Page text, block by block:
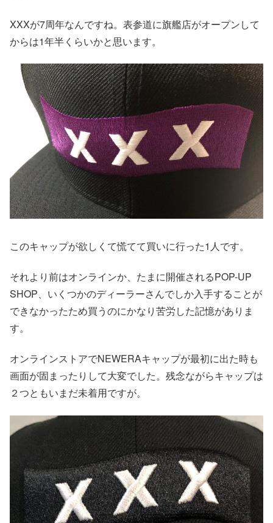
XXXが7周年なんですね。表参道に旗艦店がオープンして
からは1年半くらいかと思います。
このキャップが欲しくて慌てて買いに行った1人です。
それより前はオンラインか、たまに開催されるPOP-UP
SHOP、いくつかのディーラーさんでしか入手することが
できなかったため買うのにかなり苦労した記憶がありま
す。
オンラインストアでNEWERAキャップが最初に出た時も
画面が固まったりして大変でした。残念ながらキャップは
２つともいまだ未着用ですが。